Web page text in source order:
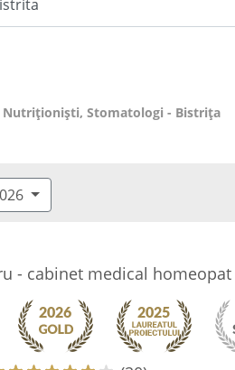
Nutriționiști, Stomatologi - Bistriţa
- cabinet medical homeopat